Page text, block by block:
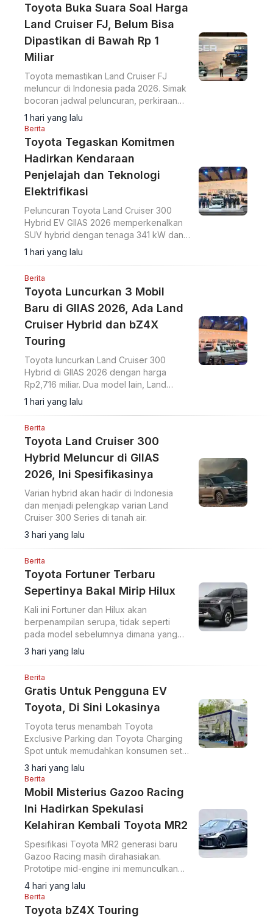
Toyota Buka Suara Soal Harga
Land Cruiser FJ, Belum Bisa
Dipastikan di Bawah Rp 1
Miliar
Toyota memastikan Land Cruiser FJ
meluncur di Indonesia pada 2026. Simak
bocoran jadwal peluncuran, perkiraan
harga, serta spesifikasi lengkap SUV
4x4 terbaru Toyota.
1 hari yang lalu
Berita
Toyota Tegaskan Komitmen
Hadirkan Kendaraan
Penjelajah dan Teknologi
Elektrifikasi
Peluncuran Toyota Land Cruiser 300
Hybrid EV GIIAS 2026 memperkenalkan
SUV hybrid dengan tenaga 341 kW dan
kemampuan off-road melalui sistem
parallel hybrid serta Auto Multi Terrain
1 hari yang lalu
Berita
Toyota Luncurkan 3 Mobil
Baru di GIIAS 2026, Ada Land
Cruiser Hybrid dan bZ4X
Touring
Toyota luncurkan Land Cruiser 300
Hybrid di GIIAS 2026 dengan harga
Rp2,716 miliar. Dua model lain, Land
Cruiser FJ dan bZ4X Touring, turut
diperkenalkan di ICE BSD City.
1 hari yang lalu
Berita
Toyota Land Cruiser 300
Hybrid Meluncur di GIIAS
2026, Ini Spesifikasinya
Varian hybrid akan hadir di Indonesia
dan menjadi pelengkap varian Land
Cruiser 300 Series di tanah air.
3 hari yang lalu
Berita
Toyota Fortuner Terbaru
Sepertinya Bakal Mirip Hilux
Kali ini Fortuner dan Hilux akan
berpenampilan serupa, tidak seperti
pada model sebelumnya dimana yang
sama hanya platform saja.
3 hari yang lalu
Berita
Gratis Untuk Pengguna EV
Toyota, Di Sini Lokasinya
Toyota terus menambah Toyota
Exclusive Parking dan Toyota Charging
Spot untuk memudahkan konsumen setia
ketika ingin berbelanja.
3 hari yang lalu
Berita
Mobil Misterius Gazoo Racing
Ini Hadirkan Spekulasi
Kelahiran Kembali Toyota MR2
Spesifikasi Toyota MR2 generasi baru
Gazoo Racing masih dirahasiakan.
Prototipe mid-engine ini memunculkan
spekulasi kehadiran model sport dengan
sistem AWD dan mesin 2.0 liter.
4 hari yang lalu
Berita
Toyota bZ4X Touring